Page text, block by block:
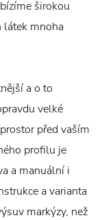
širokou
látek mnoha
a o to
velké
před vaším
profilu je
a manuální i
a varianta
markýzy, než